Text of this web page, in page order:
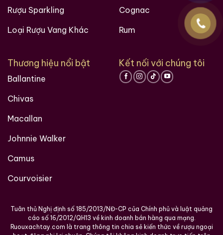
Macallan 18 Sherry
0,0
Macallan 18 Sherry
Giới Thiệu Một Số Mẫu Rượu Brandy
Rượu Sparkling
Loại Rượu Vang Khác
Cognac
Rum
Thương hiệu nổi bật
Ballantine
Chivas
Macallan
Johnnie Walker
Camus
Courvoisier
Kết nối với chúng tôi
Tuân thủ Nghị định số 185/2013/NĐ-CP của Chính phủ và luật quảng
cáo số 16/2012/QH13 về kinh doanh bán hàng qua mạng.
Ruouxachtay.com là trang thông tin chia sẻ kiến thức về rượu ngoại